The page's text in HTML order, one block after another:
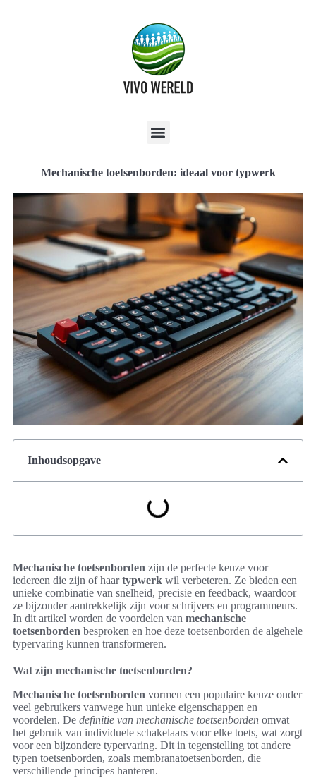
Mechanische toetsenborden: ideaal voor typwerk
Inhoudsopgave
Mechanische toetsenborden zijn de perfecte keuze voor
iedereen die zijn of haartypwerk wil verbeteren. Ze bieden een
unieke combinatie van snelheid, precisie en feedback, waardoor
ze bijzonder aantrekkelijk zijn voor schrijvers en programmeurs.
In dit artikel worden de voordelen van mechanische
toetsenborden besproken en hoe deze toetsenborden de algehele
typervaring kunnen transformeren.
Wat zijn mechanische toetsenborden?
Mechanische toetsenborden vormen een populaire keuze onder
veel gebruikers vanwege hun unieke eigenschappen en
voordelen. De definitie van mechanische toetsenborden omvat
het gebruik van individuele schakelaars voor elke toets, wat zorgt
voor een bijzondere typervaring. Dit in tegenstelling tot andere
typen toetsenborden, zoals membranatoetsenborden, die
verschillende principes hanteren.